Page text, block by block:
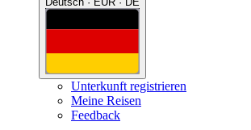
Unterkunft registrieren
Meine Reisen
Feedback